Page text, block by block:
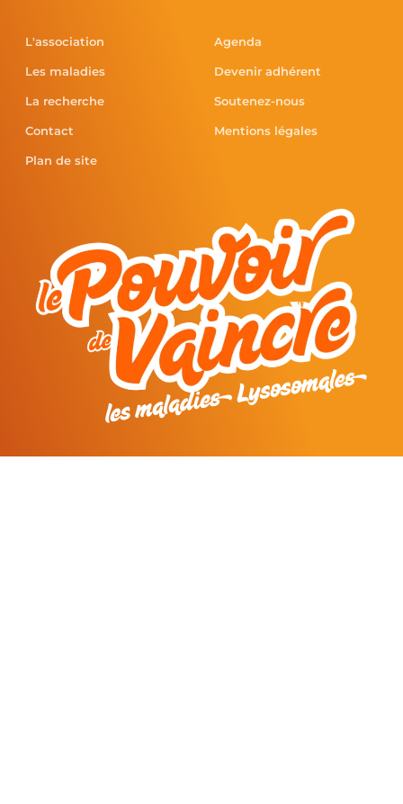
L'association
Les maladies
La recherche
Contact
Plan de site
Agenda
Devenir adhérent
Soutenez-nous
Mentions légales